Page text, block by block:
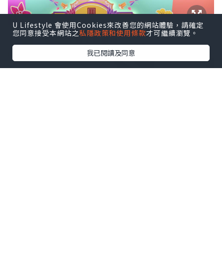
U Lifestyle 會使用Cookies來改善您的網站體驗，請確定
您同意接受本網站之私隱政策和使用條款才可繼續瀏覽。
我已閱讀及同意